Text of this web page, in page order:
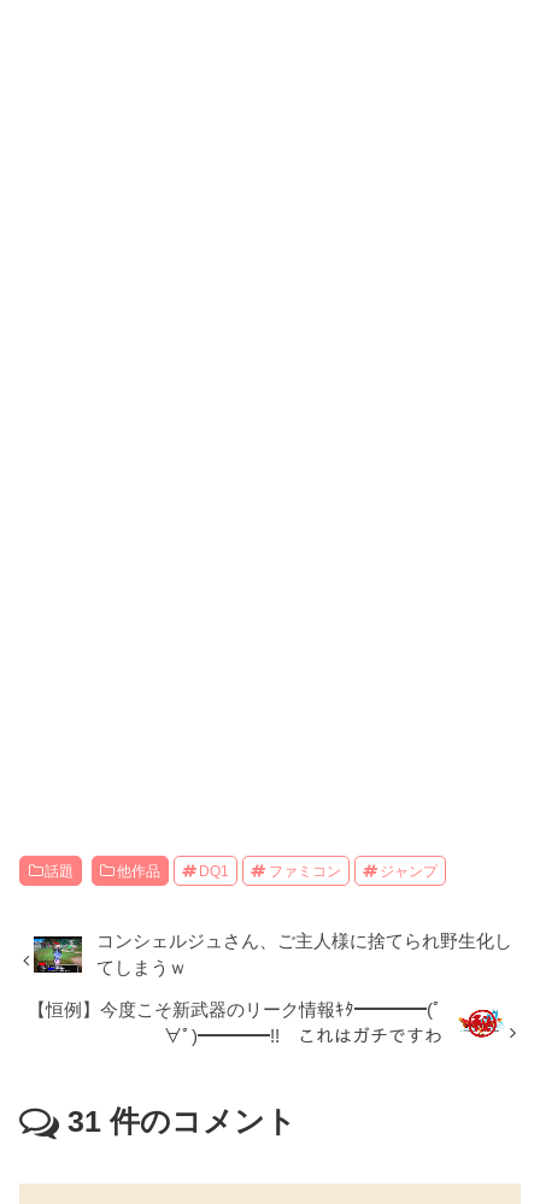
話題 他作品 DQ1 ファミコン ジャンプ
コンシェルジュさん、ご主人様に捨てられ野生化し
てしまうｗ
【恒例】今度こそ新武器のリーク情報ｷﾀ━━━━(ﾟ
∀ﾟ)━━━━!! これはガチですわ
31 件のコメント